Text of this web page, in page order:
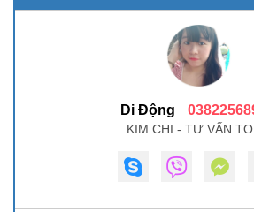
Di Động
KIM CHI - TƯ VẤN